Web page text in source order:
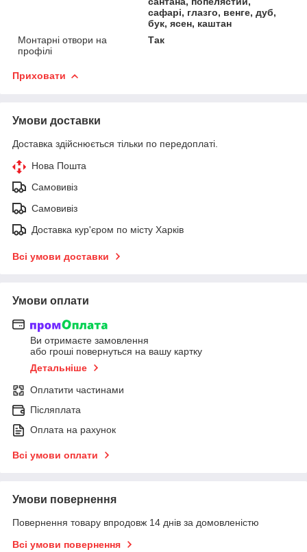
сафарі, глазго, венге, дуб,
бук, ясен, каштан
Монтарні отвори на
профілі
Так
Приховати
Умови доставки
Доставка здійснюється тільки по передоплаті.
Нова Пошта
Самовивіз
Самовивіз
Доставка кур'єром по місту Харків
Всі умови доставки
Умови оплати
Ви отримаєте замовлення
або гроші повернуться на вашу картку
Детальніше
Оплатити частинами
Післяплата
Оплата на рахунок
Всі умови оплати
Умови повернення
Повернення товару впродовж 14 днів за домовленістю
Всі умови повернення